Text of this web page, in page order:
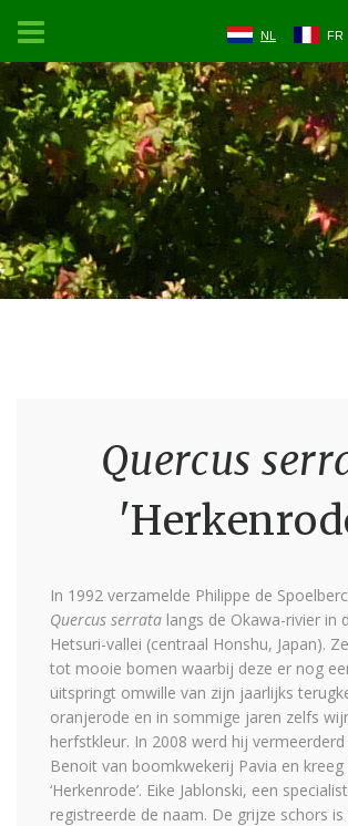
NL FR
Quercus
In 1992 verzamelde Philippe de
Quercus serrata langs de Okawa-rivier in
Hetsuri-vallei (centraal Honshu, Japan).
tot mooie bomen waarbij deze er nog
uitspringt omwille van zijn jaarlijks
oranjerode en in sommige jaren zelfs
herfstkleur. In 2008 werd hij
Benoit van boomkwekerij Pavia en
‘Herkenrode’. Eike Jablonski, een
registreerde de naam. De grijze schors